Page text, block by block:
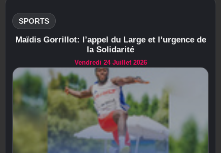
SPORTS
Maïdis Gorrillot: l’appel du Large et l’urgence de
la Solidarité
Vendredi 24 Juillet 2026